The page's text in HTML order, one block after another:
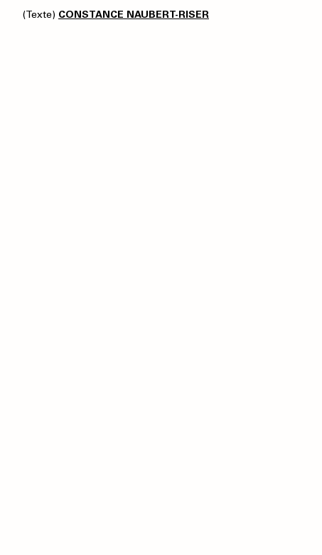
(Texte) CONSTANCE NAUBERT-RISER